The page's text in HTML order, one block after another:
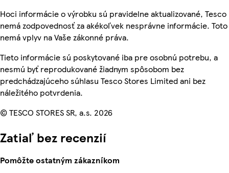
Hoci informácie o výrobku sú pravidelne aktualizované, Tesco
nemá zodpovednosť za akékoľvek nesprávne informácie. Toto
nemá vplyv na Vaše zákonné práva.
Tieto informácie sú poskytované iba pre osobnú potrebu, a
nesmú byť reprodukované žiadnym spôsobom bez
predchádzajúceho súhlasu Tesco Stores Limited ani bez
náležitého potvrdenia.
© TESCO STORES SR, a.s. 2026
Zatiaľ bez recenzií
Pomôžte ostatným zákazníkom